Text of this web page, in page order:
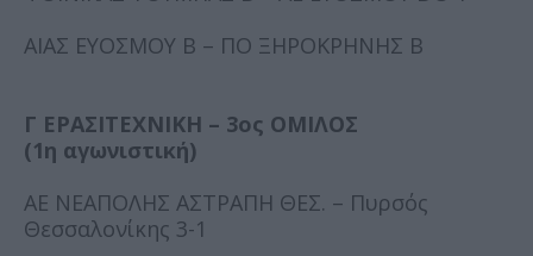
ΑΙΑΣ ΕΥΟΣΜΟΥ Β – ΠΟ ΞΗΡΟΚΡΗΝΗΣ Β
Γ ΕΡΑΣΙΤΕΧΝΙΚΗ – 3ος ΟΜΙΛΟΣ
(1η αγωνιστική)
ΑΕ ΝΕΑΠΟΛΗΣ ΑΣΤΡΑΠΗ ΘΕΣ. – Πυρσός
Θεσσαλονίκης 3-1